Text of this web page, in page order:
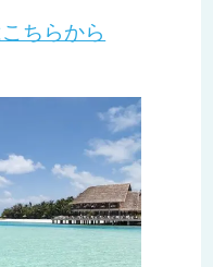
ちらから